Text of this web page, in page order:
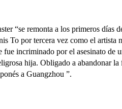
“se remonta a los primeros días
To por tercera vez como el artista
fue incriminado por el asesinato de
hija. Obligado a abandonar
a Guangzhou ”.